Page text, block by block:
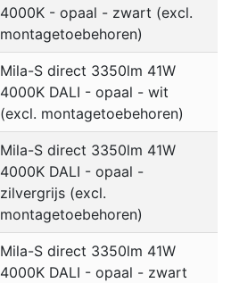
4000K - opaal - zwart (excl.
montagetoebehoren)
Mila-S direct 3350lm 41W
4000K DALI - opaal - wit
(excl. montagetoebehoren)
Mila-S direct 3350lm 41W
4000K DALI - opaal -
zilvergrijs (excl.
montagetoebehoren)
Mila-S direct 3350lm 41W
4000K DALI - opaal - zwart